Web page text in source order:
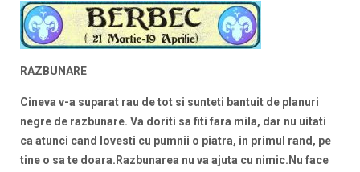
RAZBUNARE
Cineva v-a suparat rau de tot si sunteti bantuit de planuri
negre de razbunare. Va doriti sa fiti fara mila, dar nu uitati
ca atunci cand lovesti cu pumnii o piatra, in primul rand, pe
tine o sa te doara.Razbunarea nu va ajuta cu nimic.Nu face